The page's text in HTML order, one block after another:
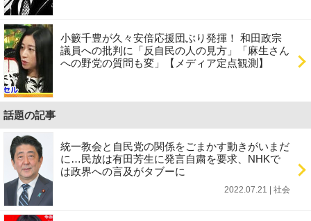
小籔千豊が久々安倍応援団ぶり発揮！ 和田政宗
議員への批判に「反自民の人の見方」「麻生さん
への野党の質問も変」【メディア定点観測】
話題の記事
統一教会と自民党の関係をごまかす動きがいまだ
に…民放は有田芳生に発言自粛を要求、NHKで
は政界への言及がタブーに
2022.07.21 | 社会